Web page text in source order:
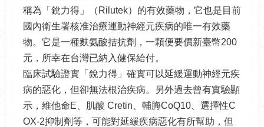
稱為「銳力得」（Rilutek）的有效藥物，它也是目前
國內衛生署核准治療運動神經元疾病的唯一有效藥
物。它是一種麩氨酸拮抗劑，一顆便要價新臺幣200
元，所幸在台灣已納入健保給付。
臨床試驗證實「銳力得」確實可以延緩運動神經元疾
病的惡化，但卻無法根治疾病。另外過去曾有實驗顯
示，維他命E、肌酸 Cretin、輔脢CoQ10、選擇性C
OX-2抑制劑等，可能對延緩疾病惡化有所幫助，但